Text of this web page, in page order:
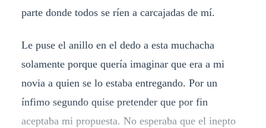
parte donde todos se ríen a carcajadas de mí.
Le puse el anillo en el dedo a esta muchacha
solamente porque quería imaginar que era a mi
novia a quien se lo estaba entregando. Por un
ínfimo segundo quise pretender que por fin
aceptaba mi propuesta. No esperaba que el inepto